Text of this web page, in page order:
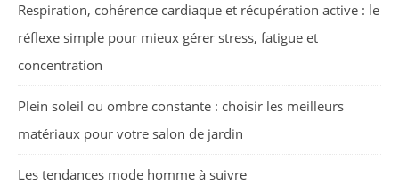
Respiration, cohérence cardiaque et récupération active : le
réflexe simple pour mieux gérer stress, fatigue et
concentration
Plein soleil ou ombre constante : choisir les meilleurs
matériaux pour votre salon de jardin
Les tendances mode homme à suivre